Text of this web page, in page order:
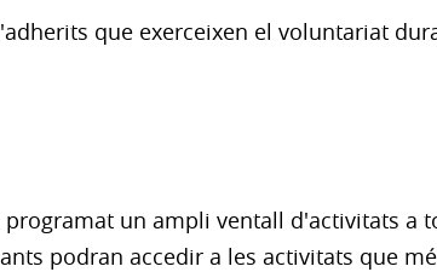
que exerceixen el voluntariat
un ampli ventall d'activitats a
podran accedir a les activitats que